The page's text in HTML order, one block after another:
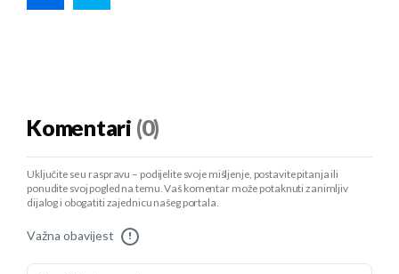
Komentari (0)
Uključite se u raspravu – podijelite svoje mišljenje, postavite pitanja ili
ponudite svoj pogled na temu. Vaš komentar može potaknuti zanimljiv
dijalog i obogatiti zajednicu našeg portala.
Važna obavijest !